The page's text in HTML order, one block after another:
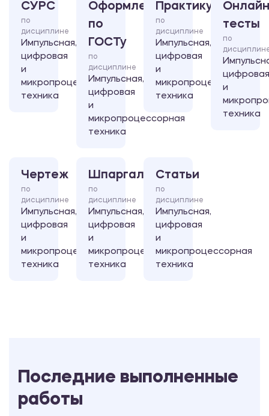
СУРС
по
дисциплине
Импульсная,
цифровая
и
микропроцессорная
техника
Оформление
по
ГОСТу
по
дисциплине
Импульсная,
цифровая
и
микропроцессорная
техника
Практикум
по
дисциплине
Импульсная,
цифровая
и
микропроцессорная
техника
тесты
по
цифровая
и
техника
Чертеж
по
дисциплине
Импульсная,
цифровая
и
микропроцессорная
техника
Шпаргалка
по
дисциплине
Импульсная,
цифровая
и
микропроцессорная
техника
Статьи
по
дисциплине
Импульсная,
цифровая
и
микропроцессорная
техника
Последние выполненные
работы